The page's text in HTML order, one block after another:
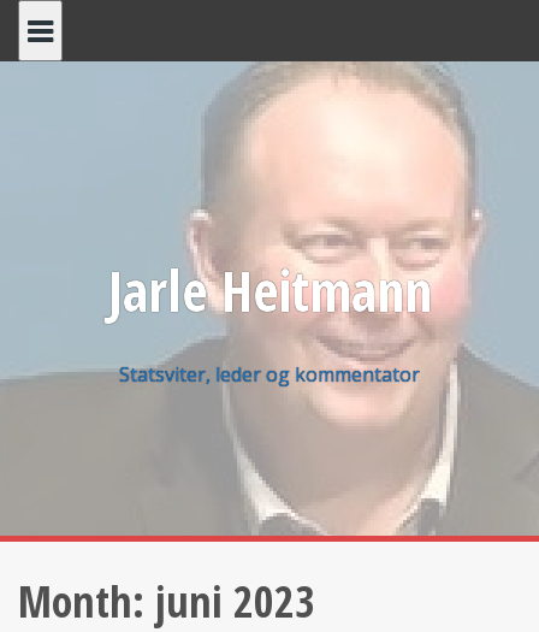
Jarle Heitmann
Statsviter, leder og kommentator
Month: juni 2023